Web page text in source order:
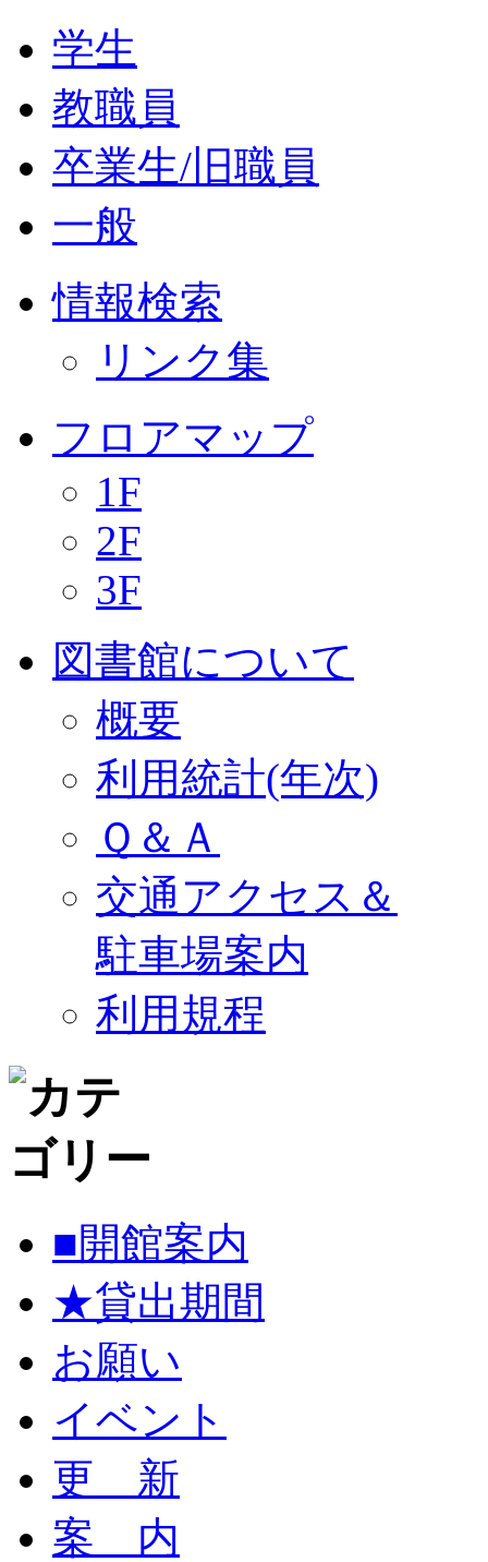
学生
教職員
卒業生/旧職員
一般
情報検索
リンク集
フロアマップ
1F
2F
3F
図書館について
概要
利用統計(年次)
Ｑ＆Ａ
交通アクセス＆
駐車場案内
利用規程
■開館案内
★貸出期間
お願い
イベント
更 新
案 内